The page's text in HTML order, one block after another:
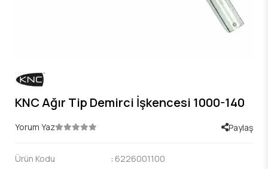
KNC Ağır Tip Demirci İşkencesi 1000-140
Yorum Yaz Paylaş
Ürün Kodu : 6226001100